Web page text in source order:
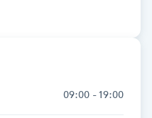
09:00 - 19:00